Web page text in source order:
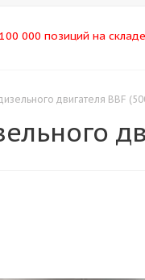
000 позиций на складе
двигателя BBF